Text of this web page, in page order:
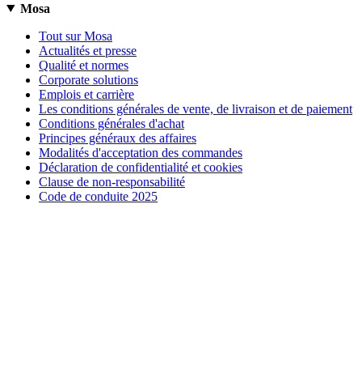
Mosa
Tout sur Mosa
Actualités et presse
Qualité et normes
Corporate solutions
Emplois et carrière
Les conditions générales de vente, de livraison et de paiement
Conditions générales d'achat
Principes généraux des affaires
Modalités d'acceptation des commandes
Déclaration de confidentialité et cookies
Clause de non-responsabilité
Code de conduite 2025